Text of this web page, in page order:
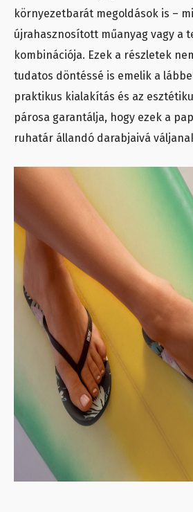
környezetbarát megoldások is –
újrahasznosított műanyag vagy a
kombinációja. Ezek a részletek
tudatos döntéssé is emelik a
praktikus kialakítás és az
párosa garantálja, hogy ezek a
ruhatár állandó darabjaivá